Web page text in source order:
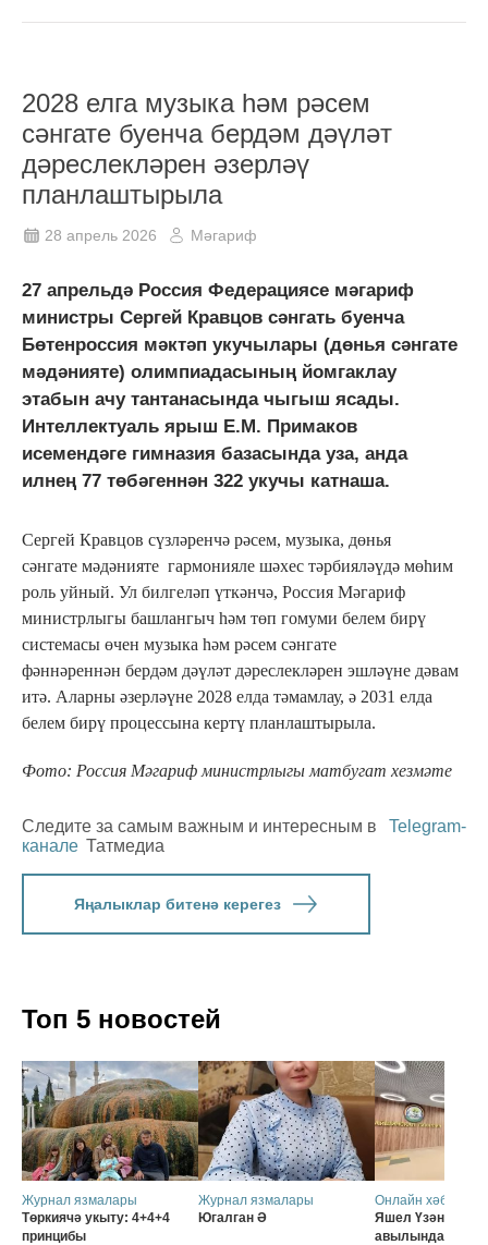
2028 елга музыка һәм рәсем
сәнгате буенча бердәм дәүләт
дәреслекләрен әзерләү
планлаштырыла
28 апрель 2026 Мәгариф
27 апрельдә Россия Федерациясе мәгариф
министры Сергей Кравцов сәнгать буенча
Бөтенроссия мәктәп укучылары (дөнья сәнгате
мәдәнияте) олимпиадасының йомгаклау
этабын ачу тантанасында чыгыш ясады.
Интеллектуаль ярыш Е.М. Примаков
исемендәге гимназия базасында уза, анда
илнең 77 төбәгеннән 322 укучы катнаша.
Сергей Кравцов сүзләренчә рәсем, музыка, дөнья
сәнгате мәдәнияте гармонияле шәхес тәрбияләүдә мөһим
роль уйный. Ул билгеләп үткәнчә, Россия Мәгариф
министрлыгы башлангыч һәм төп гомуми белем бирү
системасы өчен музыка һәм рәсем сәнгате
фәннәреннән бердәм дәүләт дәреслекләрен эшләүне дәвам
итә. Аларны әзерләүне 2028 елда тәмамлау, ә 2031 елда
белем бирү процессына кертү планлаштырыла.
Фото: Россия Мәгариф министрлыгы матбугат хезмәте
Следите за самым важным и интересным в
Telegram-
канале Татмедиа
Яңалыклар битенә керегез
Топ 5 новостей
Журнал язмалары
Төркиячә укыту: 4+4+4
принцибы
Журнал язмалары
Югалган Ә
Онлайн хәбәрләр
Яшел Үзәннең
авылында